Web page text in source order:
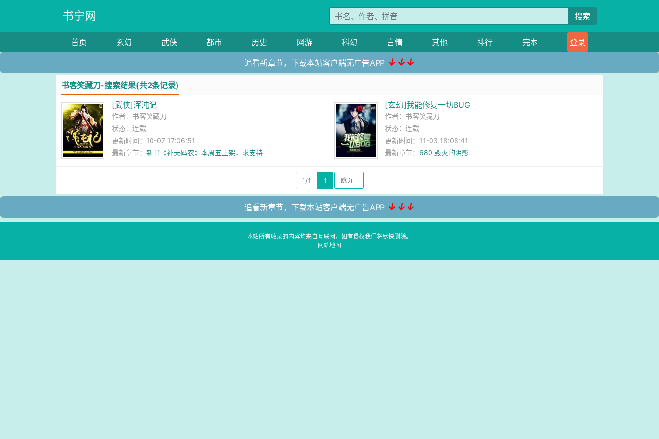
书宁网 搜索
首页 玄幻 武侠 都市 历史 网游 科幻 言情 其他 排行 完本 登录
追看新章节，下载本站客户端无广告APP ↓↓↓
书客笑藏刀-搜索结果(共2条记录)
[武侠]浑沌记
作者： 书客笑藏刀
状态：连载
更新时间：10-07 17:06:51
最新章节：新书《补天码农》本周五上架，求支持
[玄幻]我能修复一切BUG
作者： 书客笑藏刀
状态：连载
更新时间：11-03 18:08:41
最新章节： 680 毁灭的阴影
1/1 1
追看新章节，下载本站客户端无广告APP ↓↓↓
本站所有收录的内容均来自互联网，如有侵权我们将尽快删除。
网站地图